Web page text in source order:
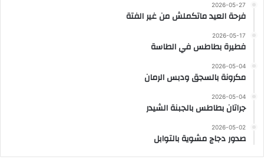
2026-05-27
فرحة العيد ماتكملش من غير الفتة
2026-05-17
فطيرة بطاطس في الطاسة
2026-05-04
مكرونة بالسجق ودبس الرمان
2026-05-04
جراتان بطاطس بالجبنة الشيدر
2026-05-02
صدور دجاج مشوية بالتوابل